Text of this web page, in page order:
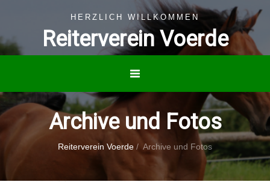
HERZLICH WILLKOMMEN
Reiterverein Voerde
Archive und Fotos
Reiterverein Voerde / Archive und Fotos